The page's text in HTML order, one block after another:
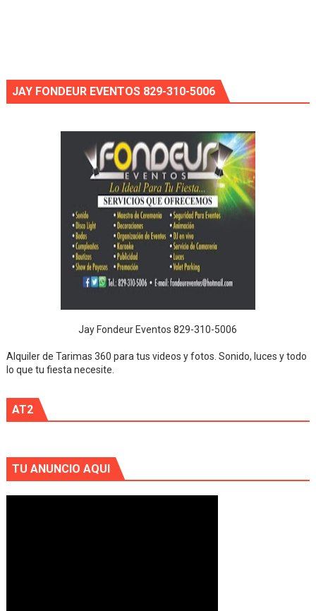
JAY FONDEUR EVENTOS 829-310-5006
Jay Fondeur Eventos 829-310-5006
Alquiler de Tarimas 360 para tus videos y fotos. Sonido, luces y todo
lo que tu fiesta necesite.
AT2
TU ANUNCIO AQUI